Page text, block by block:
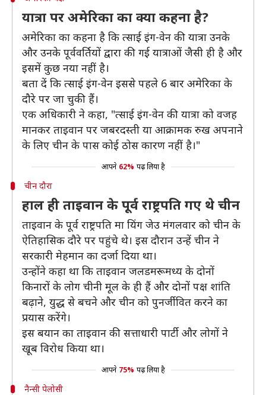
यात्रा पर अमेरिका का क्या कहना है?
अमेरिका का कहना है कि त्साई इंग-वेन की यात्रा उनके
और उनके पूर्ववर्तियों द्वारा की गई यात्राओं जैसी ही है और
इसमें कुछ नया नहीं है।
बता दें कि त्साई इंग-वेन इससे पहले 6 बार अमेरिका के
दौरे पर जा चुकी हैं।
एक अधिकारी ने कहा, "त्साई इंग-वेन की यात्रा को वजह
मानकर ताइवान पर जबरदस्ती या आक्रामक रुख अपनाने
के लिए चीन के पास कोई ठोस कारण नहीं है।"
आपने 62% पढ़ लिया है
चीन दौरा
हाल ही ताइवान के पूर्व राष्ट्रपति गए थे चीन
ताइवान के पूर्व राष्ट्रपति मा यिंग जेउ मंगलवार को चीन के
ऐतिहासिक दौरे पर पहुंचे थे। इस दौरान उन्हें चीन ने
सरकारी मेहमान का दर्जा दिया था।
उन्होंने कहा था कि ताइवान जलडमरूमध्य के दोनों
किनारों के लोग चीनी मूल के ही हैं और दोनों पक्ष शांति
बढ़ाने, युद्ध से बचने और चीन को पुनर्जीवित करने का
प्रयास करेंगे।
इस बयान का ताइवान की सत्ताधारी पार्टी और लोगों ने
खूब विरोध किया था।
आपने 75% पढ़ लिया है
नैन्सी पेलोसी